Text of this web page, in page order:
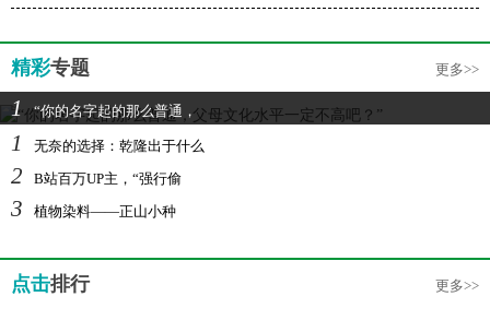
精彩专题 更多>>
1 “你的名字起的那么普通，
1 无奈的选择：乾隆出于什么
2 B站百万UP主，“强行偷
3 植物染料——正山小种
点击排行 更多>>